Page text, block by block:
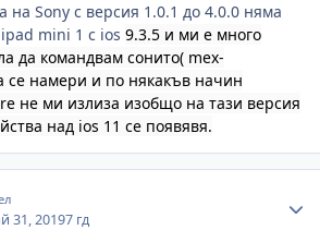
на Sony с версия 1.0.1 до 4.0.0 няма
mini 1 с ios 9.3.5 и ми е много
да командвам сонитo( mex-
намери и по някакъв начин
не ми излиза изобщо на тази версия
над ios 11 се появявя.
31, 20197 гд